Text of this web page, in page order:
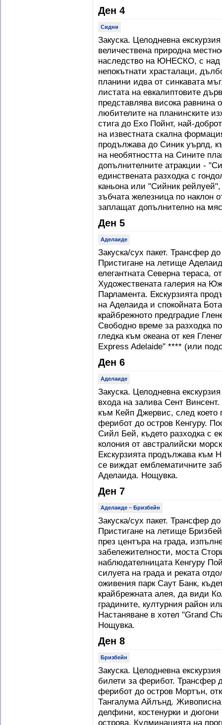
Ден 4
Сидни
Закуска. Целодневна
величествена природна
наследство на ЮНЕСКО, с над
непокътнати храсталаци,
планини идва от синкавата
листата на евкалиптовите
представлява висока равнина
любителите на планинските
стига до Ехо Пойнт, най-
на известната скална
продължава до Синик уърлд,
на необятността на Сините
допълнителните атракции -
единствената разходка с
каньона или "Сийник
зъбчата железница по наклон
заплащат допълнително на
Ден 5
Аделаиде
Закуска/сух пакет. Трансфер
Пристигане на летище
елегантната Северна тераса,
Художествената галерия на
Парламента. Екскурзията
на Аделаида и спокойната
крайбрежното предградие
Свободно време за разходка
гледка към океана от кея
Express Adelaide" **** (или
Ден 6
Аделаиде
Закуска. Целодневна
входа на залива Сент
към Кейп Джервис, след което
ферибот до остров Кенгуру.
Сийл Бей, където разходка с
колония от австралийски
Екскурзията продължава към
се виждат емблематичните
Аделаида. Нощувка.
Ден 7
Аделаиде – Бризбейн
Закуска/сух пакет. Трансфер
Пристигане на летище
през центъра на града,
забележителности, моста
наблюдателницата Кенгуру
силуета на града и реката
оживения парк Саут Банк,
крайбрежната алея, да види
градините, културния район
Настаняване в хотел "Grand
Нощувка.
Ден 8
Бризбейн
Закуска. Целодневна
билети за ферибот. Трансфер
ферибот до остров Мортън,
Тангалума Айлънд. Живописна
делфини, костенурки и дюгони
острова. Кулминацията на